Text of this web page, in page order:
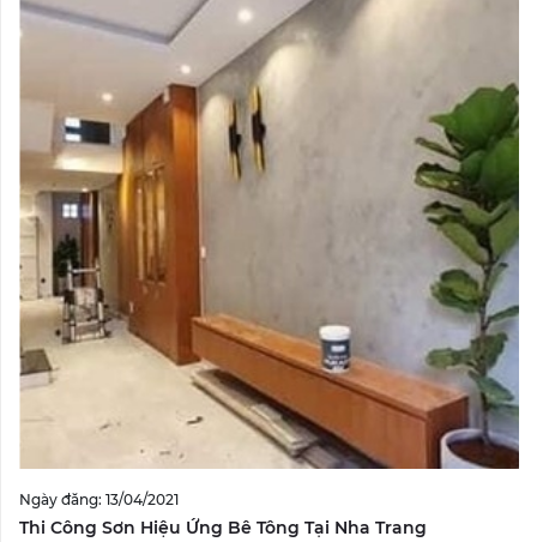
Ngày đăng: 13/04/2021
Thi Công Sơn Hiệu Ứng Bê Tông Tại Nha Trang